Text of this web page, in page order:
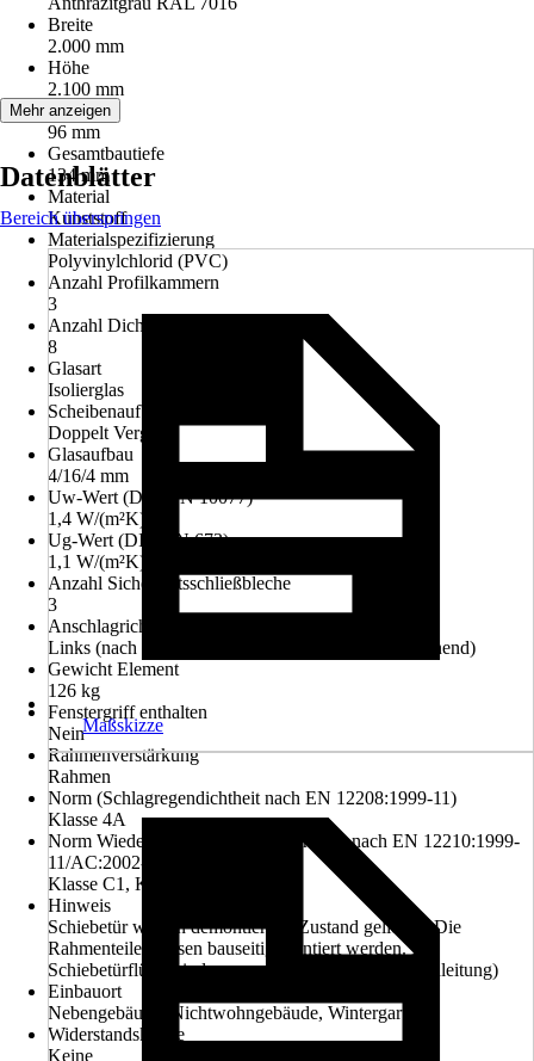
Breite
2.000 mm
Höhe
2.100 mm
Bautiefe
96 mm
Gesamtbautiefe
134 mm
Material
Kunststoff
Materialspezifizierung
Polyvinylchlorid (PVC)
Anzahl Profilkammern
3
Anzahl Dichtungen
8
Glasart
Isolierglas
Scheibenaufbau
Doppelt Verglast
Glasaufbau
4/16/4 mm
Uw-Wert (DIN EN 10077)
1,4 W/(m²K)
Ug-Wert (DIN EN 673)
1,1 W/(m²K)
Anzahl Sicherheitsschließbleche
3
Anschlagrichtung
Links (nach innen öffnend), Rechts (nach innen öffnend)
Gewicht Element
126 kg
Fenstergriff enthalten
Nein
Rahmenverstärkung
Rahmen
Norm (Schlagregendichtheit nach EN 12208:1999-11)
Klasse 4A
Norm Wiederstandsfähigkeit b.Windlast nach EN 12210:1999-
11/AC:2002-08
Klasse C1, Klasse B2, Klasse A3
Hinweis
Schiebetür wird in demontiertem Zustand geliefert. Die
Rahmenteile müssen bauseitig montiert werden. Die
Schiebetürflügel sind vormontiert. (siehe Montageanleitung)
Einbauort
Nebengebäude, Nichtwohngebäude, Wintergarten
Widerstandsklasse
Keine
Mehr anzeigen
Datenblätter
Bereich überspringen
Maßskizze